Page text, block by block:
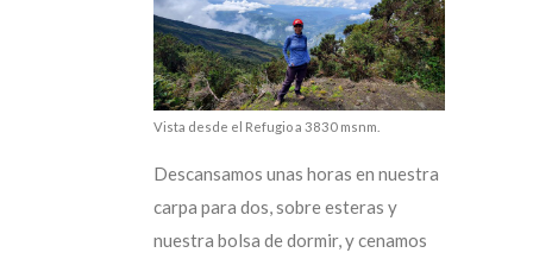
Vista desde el Refugio a 3830 msnm.
Descansamos unas horas en nuestra
carpa para dos, sobre esteras y
nuestra bolsa de dormir, y cenamos